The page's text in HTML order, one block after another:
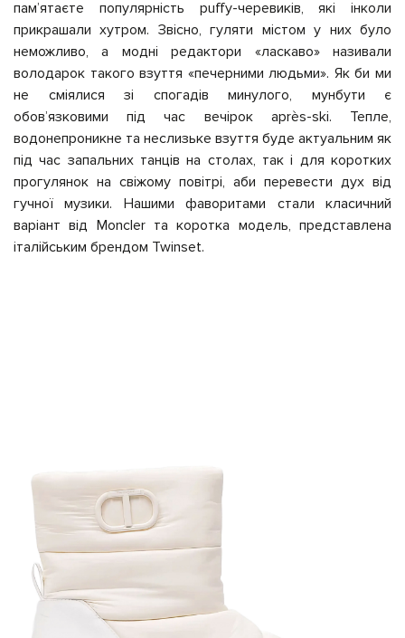
памʼятаєте популярність puffy-черевиків, які інколи
прикрашали хутром. Звісно, гуляти містом у них було
неможливо, а модні редактори «ласкаво» називали
володарок такого взуття «печерними людьми». Як би ми
не сміялися зі спогадів минулого, мунбути є
обовʼязковими під час вечірок après-ski. Тепле,
водонепроникне та неслизьке взуття буде актуальним як
підчас запальних танців на столах, так і для коротких
прогулянок на свіжому повітрі, аби перевести дух від
гучної музики. Нашими фаворитами сталикласичний
варіант від Moncler та коротка модель, представлена
італійським брендом Twinset.